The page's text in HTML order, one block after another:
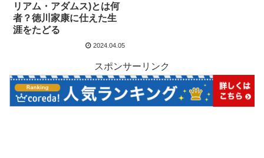
リアム・アダムス)とは何
者？徳川家康に仕えた生
涯をたどる
2024.04.05
スポンサーリンク